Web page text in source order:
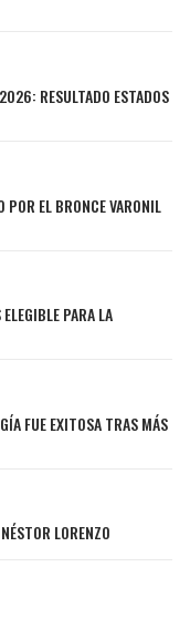
RESULTADO ESTADOS
EL BRONCE VARONIL
PARA LA
FUE EXITOSA TRAS MÁS
LORENZO